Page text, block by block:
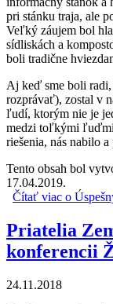
pri stánku traja, ale
Veľký záujem bol
sídliskách a
boli tradične
Aj keď sme boli
rozprávať), zostal v
ľudí, ktorým nie je
medzi toľkými
riešenia, nás nabilo
Tento obsah bol
17.04.2019.
Čítať viac o
Priatelia
konferencii
24.11.2018